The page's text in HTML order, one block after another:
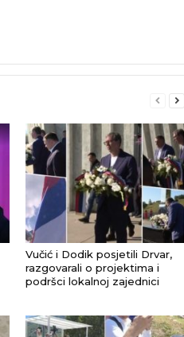
Vučić i Dodik posjetili Drvar,
razgovarali o projektima i
podršci lokalnoj zajednici